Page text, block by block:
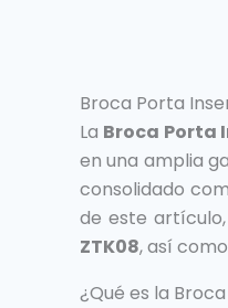
Broca Porta
La Broca Porta
en una amplia
consolidado
de este
ZTK08, así
¿Qué es la